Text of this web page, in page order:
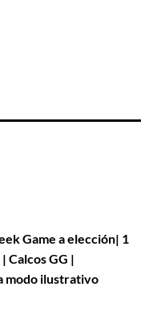
Game a elección| 1
Calcos GG |
modo ilustrativo